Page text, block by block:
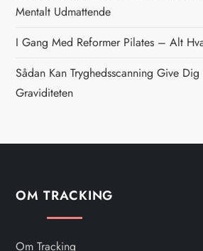
i
g
a
i
o
Mentalt Udmattende
I Gang Med Reformer Pilates – Alt
Sådan Kan Tryghedsscanning Give
Graviditeten
OM TRACKING
Om Tracking